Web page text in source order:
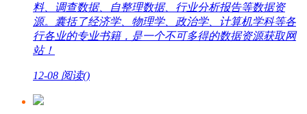
料、调查数据、自整理数据、行业分析报告等数据资
源。囊括了经济学、物理学、政治学、计算机学科等各
行各业的专业书籍，是一个不可多得的数据资源获取网
站！
12-08 阅读()